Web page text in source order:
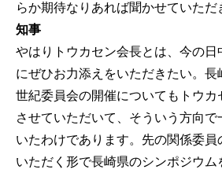
らか期待なりあれば聞かせていただ
知事
やはりトウカセン会長とは、今の日
にぜひお力添えをいただきたい。長
世紀委員会の開催についてもトウカ
させていただいて、そういう方向
いたわけであります。先の関係委員
いただく形で長崎県のシンポジウム